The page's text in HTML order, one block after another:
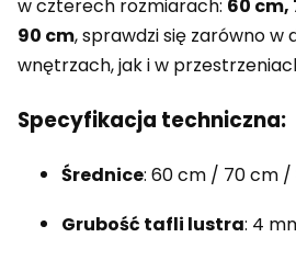
w czterech rozmiarach: 60 cm,
90 cm, sprawdzi się zarówno w
wnętrzach, jak i w
Specyfikacja techniczna:
Średnice: 60 cm / 70 cm
Grubość tafli lustra: 4